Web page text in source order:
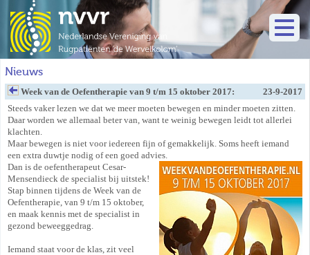
Nieuws
Week van de Oefentherapie van 9 t/m 15 oktober 2017:
23-9-2017
Steeds vaker lezen we dat we meer moeten bewegen en minder moeten zitten.
Daar worden we allemaal beter van, want te weinig bewegen leidt tot allerlei
klachten.
Maar bewegen is niet voor iedereen fijn of gemakkelijk. Soms heeft iemand
een extra duwtje nodig of een goed advies.
Dan is de oefentherapeut Cesar-
Mensendieck de specialist bij uitstek!
Stap binnen tijdens de Week van de
Oefentherapie, van 9 t/m 15 oktober,
en maak kennis met de specialist in
gezond beweeggedrag.
Iemand staat voor de klas, zit veel